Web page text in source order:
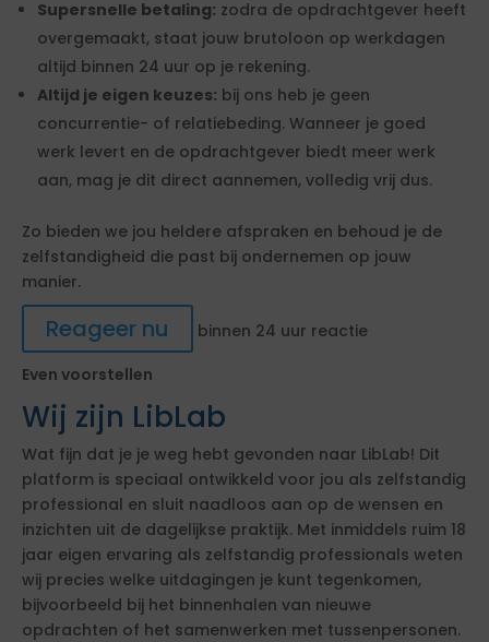
Supersnelle betaling: zodra de opdrachtgever heeft
overgemaakt, staat jouw brutoloon op werkdagen
altijd binnen 24 uur op je rekening.
Altijd je eigen keuzes: bij ons heb je geen
concurrentie- of relatiebeding. Wanneer je goed
werk levert en de opdrachtgever biedt meer werk
aan, mag je dit direct aannemen, volledig vrij dus.
Zo bieden we jou heldere afspraken en behoud je de
zelfstandigheid die past bij ondernemen op jouw
manier.
Reageer nu
binnen 24 uur reactie
Even voorstellen
Wij zijn LibLab
Wat fijn dat je je weg hebt gevonden naar LibLab! Dit
platform is speciaal ontwikkeld voor jou als zelfstandig
professional en sluit naadloos aan op de wensen en
inzichten uit de dagelijkse praktijk. Met inmiddels ruim 18
jaar eigen ervaring als zelfstandig professionals weten
wij precies welke uitdagingen je kunt tegenkomen,
bijvoorbeeld bij het binnenhalen van nieuwe
opdrachten of het samenwerken met tussenpersonen.